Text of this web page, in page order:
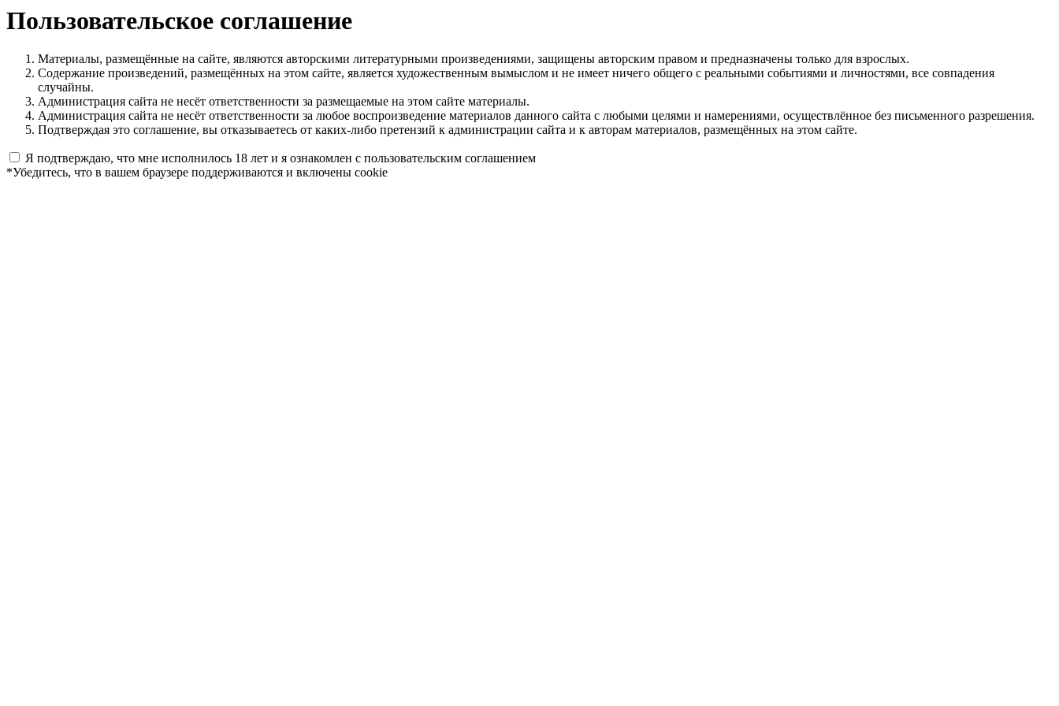
Пользовательское соглашение
Материалы, размещённые на сайте, являются авторскими литературными произведениями, защищены авторским правом и предназначены только для взрослых.
Содержание произведений, размещённых на этом сайте, является художественным вымыслом и не имеет ничего общего с реальными событиями и личностями, все совпадения
случайны.
Администрация сайта не несёт ответственности за размещаемые на этом сайте материалы.
Администрация сайта не несёт ответственности за любое воспроизведение материалов данного сайта с любыми целями и намерениями, осуществлённое без письменного разрешения.
Подтверждая это соглашение, вы отказываетесь от каких-либо претензий к администрации сайта и к авторам материалов, размещённых на этом сайте.
Я подтверждаю, что мне исполнилось 18 лет и я ознакомлен с пользовательским соглашением
*Убедитесь, что в вашем браузере поддерживаются и включены cookie